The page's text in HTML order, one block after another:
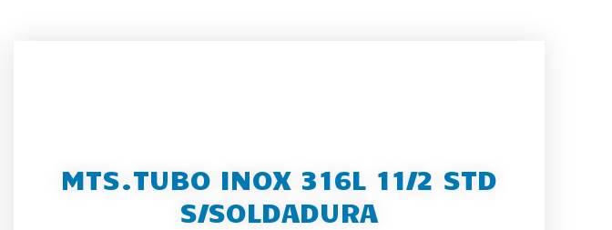
MTS.TUBO INOX 316L 11/2 STD
S/SOLDADURA